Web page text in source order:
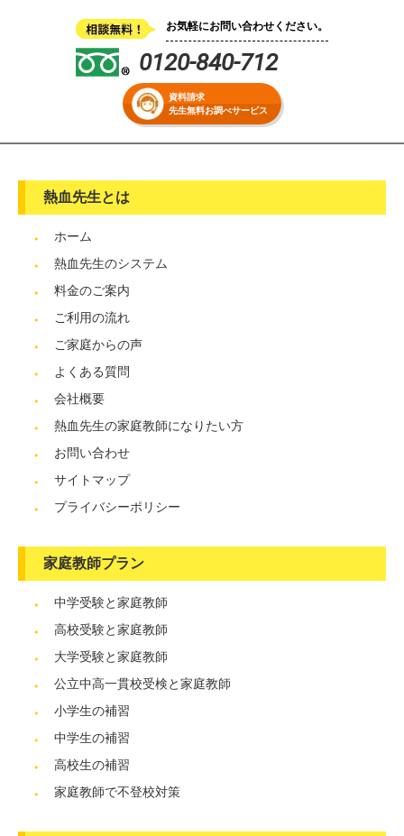
お気軽にお問い合わせください。
0120-840-712
資料請求
先生無料お調べサービス
熱血先生とは
ホーム
熱血先生のシステム
料金のご案内
ご利用の流れ
ご家庭からの声
よくある質問
会社概要
熱血先生の家庭教師になりたい方
お問い合わせ
サイトマップ
プライバシーポリシー
家庭教師プラン
中学受験と家庭教師
高校受験と家庭教師
大学受験と家庭教師
公立中高一貫校受検と家庭教師
小学生の補習
中学生の補習
高校生の補習
家庭教師で不登校対策